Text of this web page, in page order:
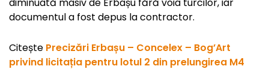
documentul a fost depus la contractor.
Citește Precizări Erbașu – Concelex – Bog’Art
privind licitația pentru lotul 2 din prelungirea M4